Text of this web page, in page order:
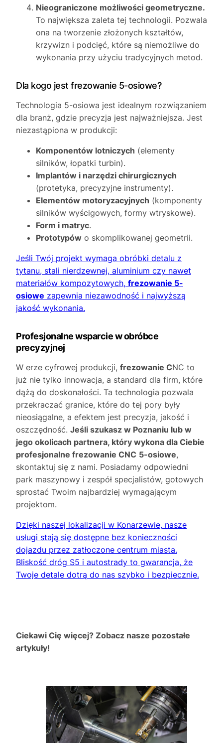
Nieograniczone możliwości geometryczne.
To największa zaleta tej technologii. Pozwala
ona na tworzenie złożonych kształtów,
krzywizn i podcięć, które są niemożliwe do
wykonania przy użyciu tradycyjnych metod.
Dla kogo jest frezowanie 5-osiowe?
Technologia 5-osiowa jest idealnym rozwiązaniem
dla branż, gdzie precyzja jest najważniejsza. Jest
niezastąpiona w produkcji:
Komponentów lotniczych (elementy
silników, łopatki turbin).
Implantów i narzędzi chirurgicznych
(protetyka, precyzyjne instrumenty).
Elementów motoryzacyjnych (komponenty
silników wyścigowych, formy wtryskowe).
Form i matryc.
Prototypów o skomplikowanej geometrii.
Jeśli Twój projekt wymaga obróbki detalu z
tytanu, stali nierdzewnej, aluminium czy nawet
materiałów kompozytowych, frezowanie 5-
osiowe zapewnia niezawodność i najwyższą
jakość wykonania.
Profesjonalne wsparcie w obróbce
precyzyjnej
W erze cyfrowej produkcji, frezowanie CNC to
już nie tylko innowacja, a standard dla firm, które
dążą do doskonałości. Ta technologia pozwala
przekraczać granice, które do tej pory były
nieosiągalne, a efektem jest precyzja, jakość i
oszczędność. Jeśli szukasz w Poznaniu lub w
jego okolicach partnera, który wykona dla Ciebie
profesjonalne frezowanie CNC 5-osiowe,
skontaktuj się z nami. Posiadamy odpowiedni
park maszynowy i zespół specjalistów, gotowych
sprostać Twoim najbardziej wymagającym
projektom.
Dzięki naszej lokalizacji w Konarzewie, nasze
usługi stają się dostępne bez konieczności
dojazdu przez zatłoczone centrum miasta.
Bliskość dróg S5 i autostrady to gwarancja, że
Twoje detale dotrą do nas szybko i bezpiecznie.
Ciekawi Cię więcej? Zobacz nasze pozostałe
artykuły!